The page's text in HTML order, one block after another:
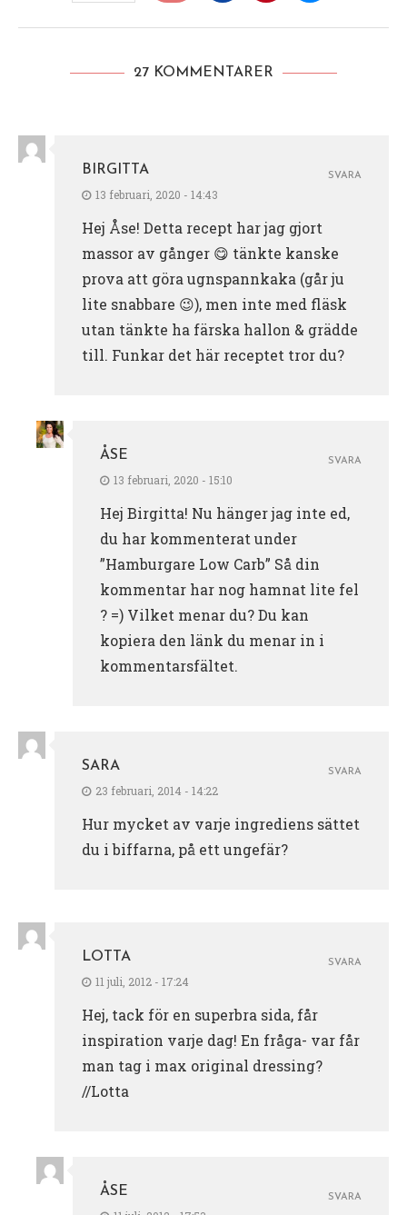
27 KOMMENTARER
BIRGITTA
13 februari, 2020 - 14:43
Hej Åse! Detta recept har jag gjort
massor av gånger 😋 tänkte kanske
prova att göra ugnspannkaka (går ju
lite snabbare 😉), men inte med fläsk
utan tänkte ha färska hallon & grädde
till. Funkar det här receptet tror du?
SVARA
ÅSE
13 februari, 2020 - 15:10
Hej Birgitta! Nu hänger jag inte ed,
du har kommenterat under
”Hamburgare Low Carb” Så din
kommentar har nog hamnat lite fel
? =) Vilket menar du? Du kan
kopiera den länk du menar in i
kommentarsfältet.
SVARA
SARA
23 februari, 2014 - 14:22
Hur mycket av varje ingrediens sättet
du i biffarna, på ett ungefär?
SVARA
LOTTA
11 juli, 2012 - 17:24
Hej, tack för en superbra sida, får
inspiration varje dag! En fråga- var får
man tag i max original dressing?
//Lotta
SVARA
ÅSE
SVARA